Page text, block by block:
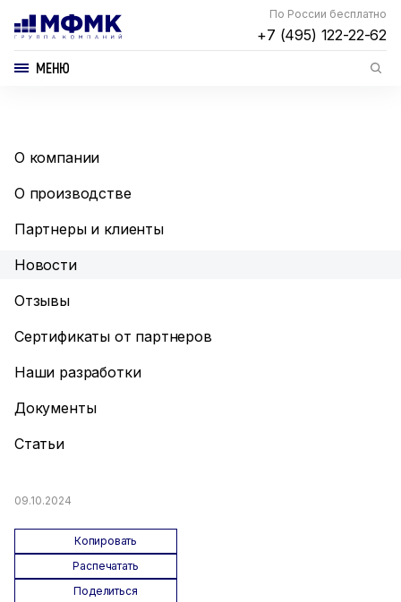
По России бесплатно
+7 (495) 122-22-62
МЕНЮ
О компании
О производстве
Партнеры и клиенты
Новости
Отзывы
Сертификаты от партнеров
Наши разработки
Документы
Статьи
09.10.2024
Копировать
Распечатать
Поделиться